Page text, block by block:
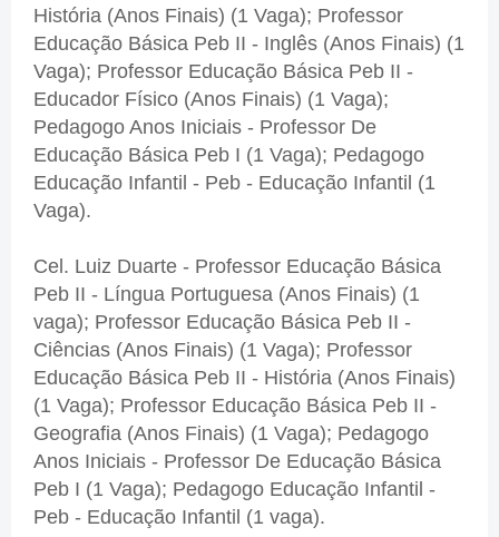
História (Anos Finais) (1 Vaga); Professor
Educação Básica Peb II - Inglês (Anos Finais) (1
Vaga); Professor Educação Básica Peb II -
Educador Físico (Anos Finais) (1 Vaga);
Pedagogo Anos Iniciais - Professor De
Educação Básica Peb I (1 Vaga); Pedagogo
Educação Infantil - Peb - Educação Infantil (1
Vaga).
Cel. Luiz Duarte - Professor Educação Básica
Peb II - Língua Portuguesa (Anos Finais) (1
vaga); Professor Educação Básica Peb II -
Ciências (Anos Finais) (1 Vaga); Professor
Educação Básica Peb II - História (Anos Finais)
(1 Vaga); Professor Educação Básica Peb II -
Geografia (Anos Finais) (1 Vaga); Pedagogo
Anos Iniciais - Professor De Educação Básica
Peb I (1 Vaga); Pedagogo Educação Infantil -
Peb - Educação Infantil (1 vaga).